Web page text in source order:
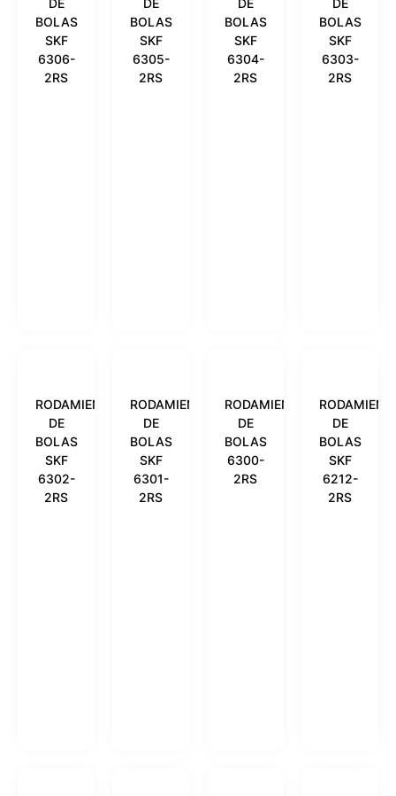
DE
BOLAS
SKF
6306-
2RS
DE
BOLAS
SKF
6305-
2RS
DE
BOLAS
SKF
6304-
2RS
DE
BOLAS
SKF
6303-
2RS
RODAMIENTO
DE
BOLAS
SKF
6302-
2RS
RODAMIENTO
DE
BOLAS
SKF
6301-
2RS
RODAMIENTO
DE
BOLAS
6300-
2RS
DE
BOLAS
SKF
6212-
2RS